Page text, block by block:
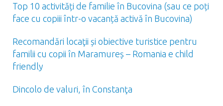
Top 10 activități de familie în Bucovina (sau ce poți
face cu copiii într-o vacanță activă în Bucovina)
Recomandări locaţii și obiective turistice pentru
familii cu copii în Maramureș – Romania e child
friendly
Dincolo de valuri, în Constanţa